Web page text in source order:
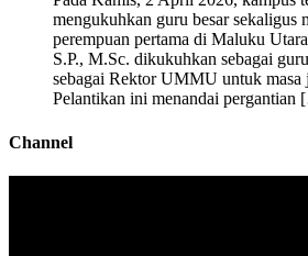
mengukuhkan guru besar sekaligus
perempuan pertama di Maluku
S.P., M.Sc. dikukuhkan sebagai
sebagai Rektor UMMU untuk masa
Pelantikan ini menandai
Channel